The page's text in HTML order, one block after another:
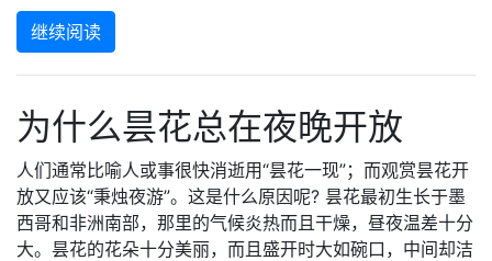
继续阅读
为什么昙花总在夜晚开放
人们通常比喻人或事很快消逝用“昙花一现”；而观赏昙花开
放又应该“秉烛夜游”。这是什么原因呢? 昙花最初生长于墨
西哥和非洲南部，那里的气候炎热而且干燥，昼夜温差十分
大。昙花的花朵十分美丽，而且盛开时大如碗口，中间却洁